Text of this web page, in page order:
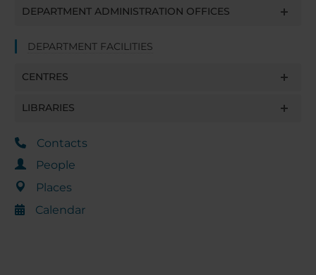
DEPARTMENT ADMINISTRATION OFFICES
DEPARTMENT FACILITIES
CENTRES
LIBRARIES
Contacts
People
Places
Calendar